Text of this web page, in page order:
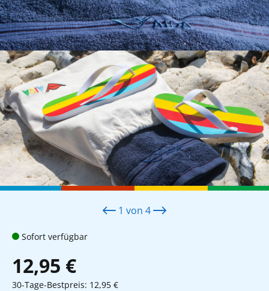
1 von 4
Sofort verfügbar
12,95 €
30-Tage-Bestpreis: 12,95 €